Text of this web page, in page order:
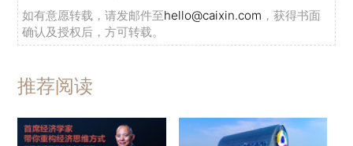
如有意愿转载，请发邮件至hello@caixin.com ，获得书面
确认及授权后，方可转载。
推荐阅读